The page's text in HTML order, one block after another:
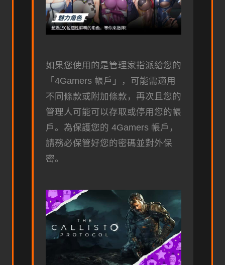
如果您使用的是管理家指派給您的
「4Gamers 帳戶」，可能需適用
不同條款或附加條款，再次且您的
管理人可能可以存取或停用您的帳
戶。為保護您的 4Gamers 帳戶，
請務必保管好您的密碼並對外保
密。